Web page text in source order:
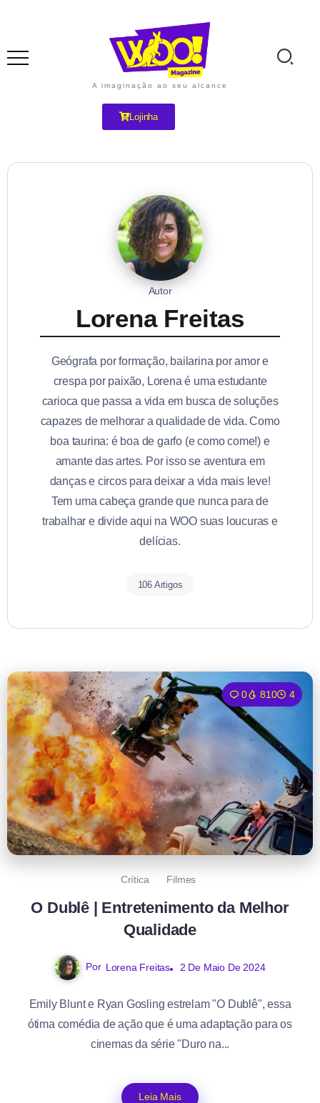
A imaginação ao seu alcance
Lojinha
Autor
Lorena Freitas
Geógrafa por formação, bailarina por amor e
crespa por paixão, Lorena é uma estudante
carioca que passa a vida em busca de soluções
capazes de melhorar a qualidade de vida. Como
boa taurina: é boa de garfo (e como come!) e
amante das artes. Por isso se aventura em
danças e circos para deixar a vida mais leve!
Tem uma cabeça grande que nunca para de
trabalhar e divide aqui na WOO suas loucuras e
delícias.
106 Artigos
0 810 4
Crítica Filmes
O Dublê | Entretenimento da Melhor
Qualidade
Por Lorena Freitas 2 De Maio De 2024
Emily Blunt e Ryan Gosling estrelam "O Dublê", essa
ótima comédia de ação que é uma adaptação para os
cinemas da série "Duro na...
Leia Mais